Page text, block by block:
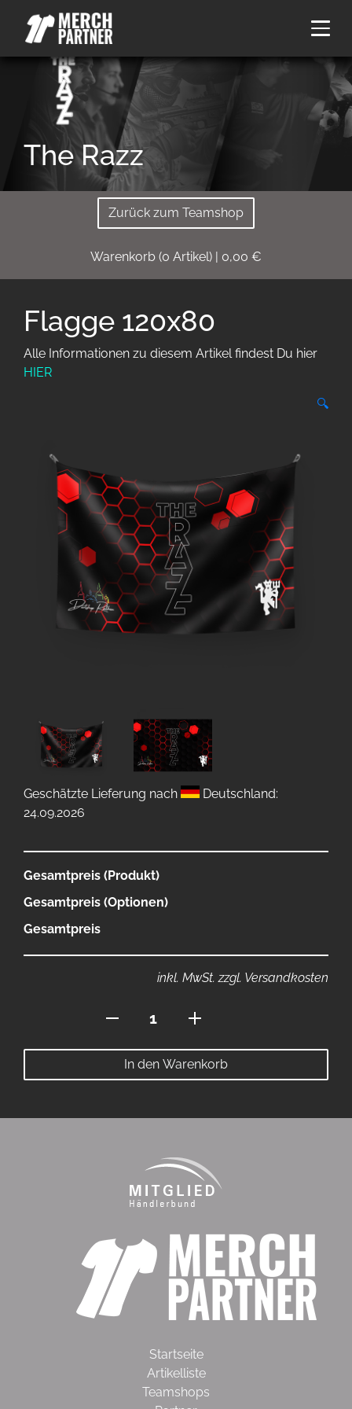
The Razz
Zurück zum Teamshop
Warenkorb (0 Artikel) | 0,00 €
Flagge 120x80
Alle Informationen zu diesem Artikel findest Du hier
HIER
🔍
Geschätzte Lieferung nach
Deutschland:
24.09.2026
Gesamtpreis (Produkt)
Gesamtpreis (Optionen)
Gesamtpreis
inkl. MwSt. zzgl. Versandkosten
120x80
Menge
In den Warenkorb
Startseite
Artikelliste
Teamshops